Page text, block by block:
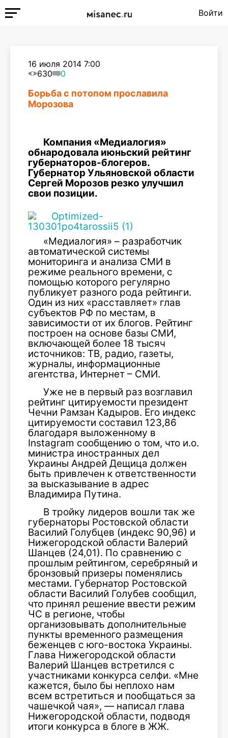
Войти
16 июля 2014 7:00
630
0
Борьба с потопом прославила
Морозова
Компания «Медиалогия»
обнародовала июньский рейтинг
губернаторов-блогеров.
Губернатор Ульяновской области
Сергей Морозов резко улучшил
свои позиции.
«Медиалогия» – разработчик
автоматической системы
мониторинга и анализа СМИ в
режиме реального времени, с
помощью которого регулярно
публикует разного рода рейтинги.
Один из них «расставляет» глав
субъектов РФ по местам, в
зависимости от их блогов. Рейтинг
построен на основе базы СМИ,
включающей более 18 тысяч
источников: ТВ, радио, газеты,
журналы, информационные
агентства, Интернет – СМИ.
Уже не в первый раз возглавил
рейтинг цитируемости президент
Чечни Рамзан Кадыров. Его индекс
цитируемости составил 123,86
благодаря выложенному в
Instagram сообщению о том, что и.о.
министра иностранных дел
Украины Андрей Дещица должен
быть привлечен к ответственности
за высказывание в адрес
Владимира Путина.
В тройку лидеров вошли так же
губернаторы Ростовской области
Василий Голубцев (индекс 90,96) и
Нижегородской области Валерий
Шанцев (24,01). По сравнению с
прошлым рейтингом, серебряный и
бронзовый призеры поменялись
местами. Губернатор Ростовской
области Василий Голубев сообщил,
что принял решение ввести режим
ЧС в регионе, чтобы
организовывать дополнительные
пункты временного размещения
беженцев с юго-востока Украины.
Глава Нижегородской области
Валерий Шанцев встретился с
участниками конкурса селфи. «Мне
кажется, было бы неплохо нам
всем встретиться и пообщаться за
чашечкой чая», — написал глава
Нижегородской области, подводя
итоги конкурса в блоге в ЖЖ.